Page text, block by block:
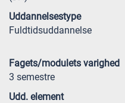
Uddannelsestype
Fuldtidsuddannelse
Fagets/modulets varighed
3 semestre
Udd. element